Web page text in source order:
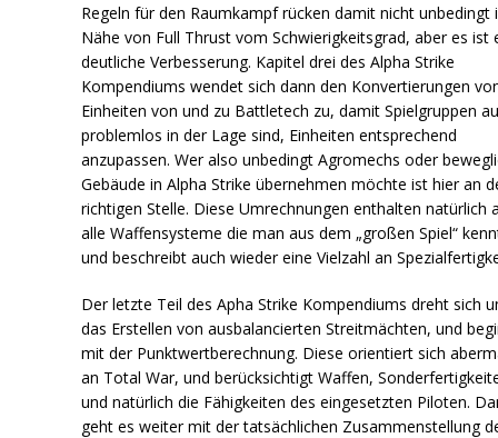
Regeln für den Raumkampf rücken damit nicht unbedingt
Nähe von Full Thrust vom Schwierigkeitsgrad, aber es ist
deutliche Verbesserung. Kapitel drei des Alpha Strike
Kompendiums wendet sich dann den Konvertierungen
Einheiten von und zu Battletech zu, damit Spielgruppen
problemlos in der Lage sind, Einheiten entsprechend
anzupassen. Wer also unbedingt Agromechs oder
Gebäude in Alpha Strike übernehmen möchte ist hier an
richtigen Stelle. Diese Umrechnungen enthalten natürlich
alle Waffensysteme die man aus dem „großen Spiel“
und beschreibt auch wieder eine Vielzahl an
Der letzte Teil des Apha Strike Kompendiums dreht sich
das Erstellen von ausbalancierten Streitmächten, und
mit der Punktwertberechnung. Diese orientiert sich
an Total War, und berücksichtigt Waffen,
und natürlich die Fähigkeiten des eingesetzten Piloten.
geht es weiter mit der tatsächlichen Zusammenstellung